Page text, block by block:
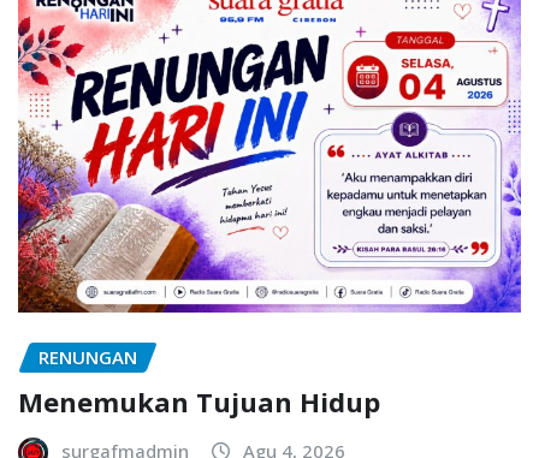
RENUNGAN
Menemukan Tujuan Hidup
surgafmadmin Agu 4, 2026